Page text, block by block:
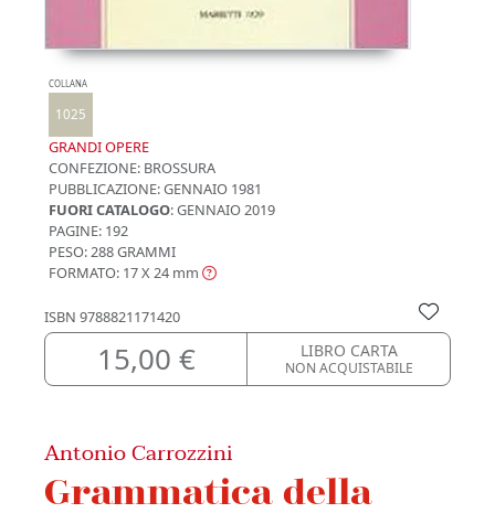
COLLANA
1025
GRANDI OPERE
CONFEZIONE: BROSSURA
PUBBLICAZIONE:GENNAIO 1981
FUORI CATALOGO: GENNAIO 2019
PAGINE: 192
PESO: 288 GRAMMI
FORMATO: 17 X 24 mm
ISBN 9788821171420
15,00 € LIBRO CARTA
NON ACQUISTABILE
Antonio Carrozzini
Grammatica della